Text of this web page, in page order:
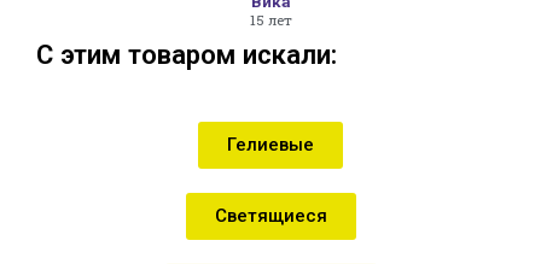
15 лет
С этим товаром искали:
Гелиевые
Светящиеся